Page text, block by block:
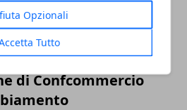
Opzionali
Tutto
il Centro storico:
di Confcommercio